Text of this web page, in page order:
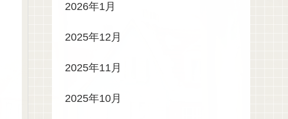
2026年1月
2025年12月
2025年11月
2025年10月